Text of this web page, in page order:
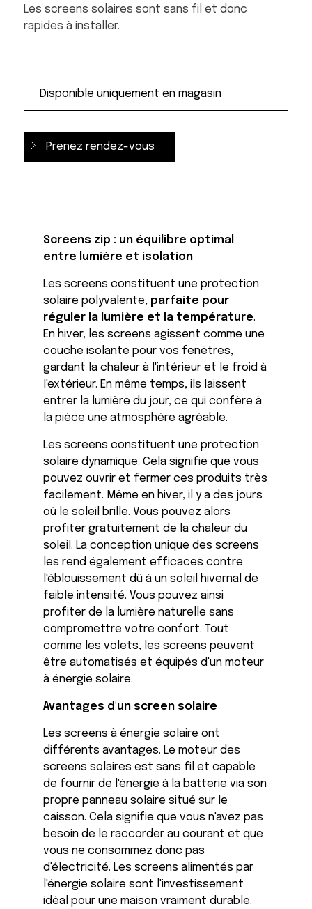
Les screens solaires sont sans fil et donc
rapides à installer.
Prenez rendez-vous
Screens zip : un équilibre optimal
entre lumière et isolation
Les screens constituent une protection
solaire polyvalente, parfaite pour
réguler la lumière et la température.
En hiver, les screens agissent comme une
couche isolante pour vos fenêtres,
gardant la chaleur à l'intérieur et le froid à
l'extérieur. En même temps, ils laissent
entrer la lumière du jour, ce qui confère à
la pièce une atmosphère agréable.
Les screens constituent une protection
solaire dynamique. Cela signifie que vous
pouvez ouvrir et fermer ces produits très
facilement. Même en hiver, il y a des jours
où le soleil brille. Vous pouvez alors
profiter gratuitement de la chaleur du
soleil. La conception unique des screens
les rend également efficaces contre
l'éblouissement dû à un soleil hivernal de
faible intensité. Vous pouvez ainsi
profiter de la lumière naturelle sans
compromettre votre confort. Tout
comme les volets, les screens peuvent
être automatisés et équipés d'un moteur
à énergie solaire.
Avantages d'un screen solaire
Les screens à énergie solaire ont
différents avantages. Le moteur des
screens solaires est sans fil et capable
de fournir de l'énergie à la batterie via son
propre panneau solaire situé sur le
caisson. Cela signifie que vous n'avez pas
besoin de le raccorder au courant et que
vous ne consommez donc pas
d'électricité. Les screens alimentés par
l'énergie solaire sont l'investissement
idéal pour une maison vraiment durable.